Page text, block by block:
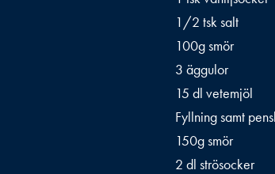
1/2 tsk salt
100g smör
3 äggulor
15 dl vetemjöl
Fyllning samt
150g smör
2 dl strösocker